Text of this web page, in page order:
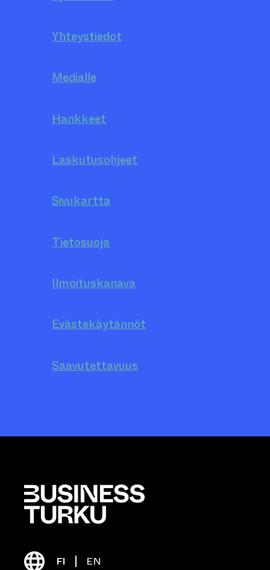
Yhteystiedot
Medialle
Hankkeet
Laskutusohjeet
Sivukartta
Tietosuoja
Ilmoituskanava
Evästekäytännöt
Saavutettavuus
FI EN